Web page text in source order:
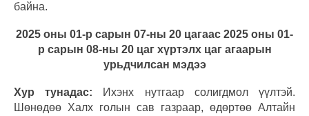
байна.
2025 оны 01-р сарын 07-ны 20 цагаас 2025 оны 01-
р сарын 08-ны 20 цаг хүртэлх цаг агаарын
урьдчилсан мэдээ
Хур тунадас: Ихэнх нутгаар солигдмол үүлтэй.
Шөнөдөө Халх голын сав газраар, өдөртөө Алтайн